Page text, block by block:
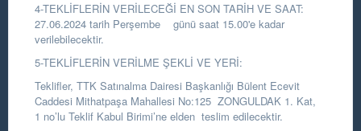
4-TEKLİFLERİN VERİLECEĞİ EN SON TARİH VE SAAT:
27.06.2024 tarih Perşembe günü saat 15.00'e kadar
verilebilecektir.
5-TEKLİFLERİN VERİLME ŞEKLİ VE YERİ:
Teklifler, TTK Satınalma Dairesi Başkanlığı Bülent Ecevit
Caddesi Mithatpaşa Mahallesi No:125 ZONGULDAK 1. Kat,
1 no’lu Teklif Kabul Birimi’ne elden teslim edilecektir.